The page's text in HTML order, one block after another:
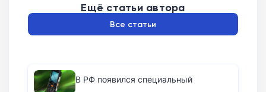
Ещё статьи автора
Все статьи
В РФ появился специальный